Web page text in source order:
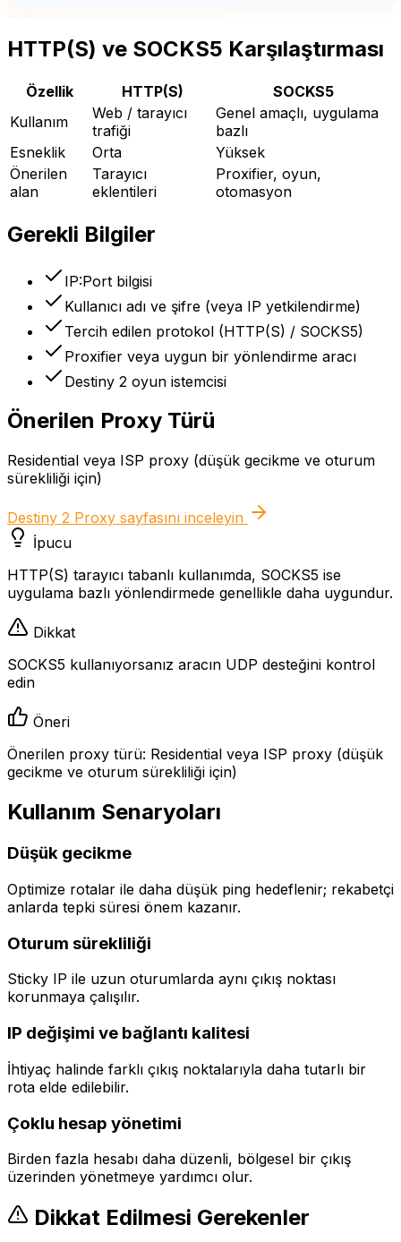
HTTP(S) ve SOCKS5 Karşılaştırması
Özellik HTTP(S)
SOCKS5
Kullanım
Web / tarayıcı
trafiği
Genel amaçlı, uygulama
bazlı
Esneklik
Orta
Yüksek
Önerilen
alan
Tarayıcı
eklentileri
Proxifier, oyun,
otomasyon
Gerekli Bilgiler
IP:Port bilgisi
Kullanıcı adı ve şifre (veya IP yetkilendirme)
Tercih edilen protokol (HTTP(S) / SOCKS5)
Proxifier veya uygun bir yönlendirme aracı
Destiny 2 oyun istemcisi
Önerilen Proxy Türü
Residential veya ISP proxy (düşük gecikme ve oturum
sürekliliği için)
Destiny 2 Proxy sayfasını inceleyin
İpucu
HTTP(S) tarayıcı tabanlı kullanımda, SOCKS5 ise
uygulama bazlı yönlendirmede genellikle daha uygundur.
Dikkat
SOCKS5 kullanıyorsanız aracın UDP desteğini kontrol
edin
Öneri
Önerilen proxy türü: Residential veya ISP proxy (düşük
gecikme ve oturum sürekliliği için)
Kullanım Senaryoları
Düşük gecikme
Optimize rotalar ile daha düşük ping hedeflenir; rekabetçi
anlarda tepki süresi önem kazanır.
Oturum sürekliliği
Sticky IP ile uzun oturumlarda aynı çıkış noktası
korunmaya çalışılır.
IP değişimi ve bağlantı kalitesi
İhtiyaç halinde farklı çıkış noktalarıyla daha tutarlı bir
rota elde edilebilir.
Çoklu hesap yönetimi
Birden fazla hesabı daha düzenli, bölgesel bir çıkış
üzerinden yönetmeye yardımcı olur.
Dikkat Edilmesi Gerekenler